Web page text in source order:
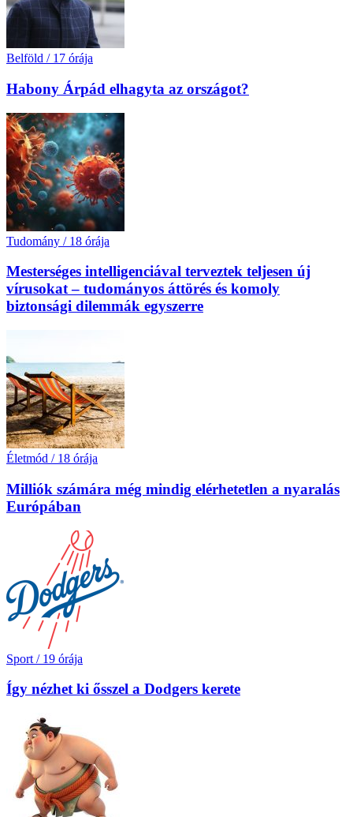
Belföld / 17 órája
Habony Árpád elhagyta az országot?
Tudomány / 18 órája
Mesterséges intelligenciával terveztek teljesen új
vírusokat – tudományos áttörés és komoly
biztonsági dilemmák egyszerre
Életmód / 18 órája
Milliók számára még mindig elérhetetlen a nyaralás
Európában
Sport / 19 órája
Így nézhet ki ősszel a Dodgers kerete